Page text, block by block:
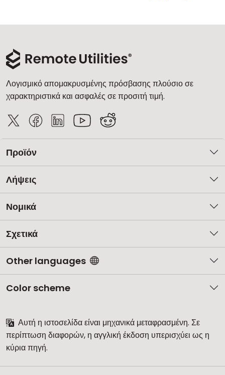
Λογισμικό απομακρυσμένης πρόσβασης πλούσιο σε
χαρακτηριστικά και ασφαλές σε προσιτή τιμή.
Προϊόν
Λήψεις
Νομικά
Σχετικά
Other languages
Color scheme
Αυτή η ιστοσελίδα είναι μηχανικά μεταφρασμένη. Σε
περίπτωση διαφορών, η αγγλική έκδοση υπερισχύει ως η
κύρια πηγή.